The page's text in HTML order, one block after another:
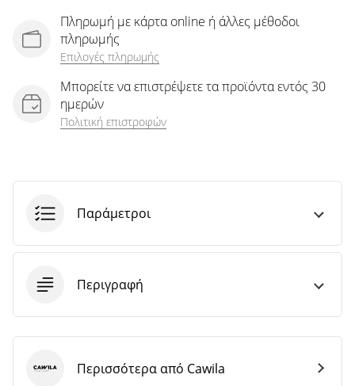
Πληρωμή με κάρτα online ή άλλες μέθοδοι
πληρωμής
Επιλογές πληρωμής
Μπορείτε να επιστρέψετε τα προϊόντα εντός 30
ημερών
Πολιτική επιστροφών
Παράμετροι
Περιγραφή
CawilaΠερισσότερα από Cawila